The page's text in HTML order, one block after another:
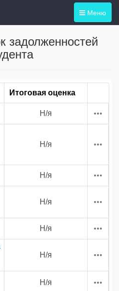
Меню
задолженностей
Итоговая оценка
Н/я
Н/я
Н/я
Н/я
Н/я
Н/я
Н/я